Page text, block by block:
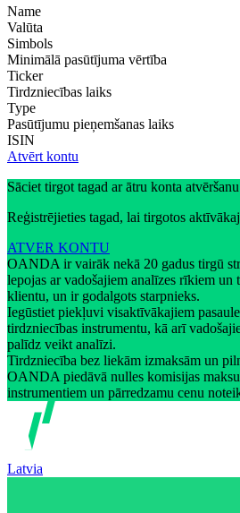
Name
Valūta
Simbols
Minimālā pasūtījuma vērtība
Ticker
Tirdzniecības laiks
Type
Pasūtījumu pieņemšanas laiks
ISIN
Atvērt kontu
Sāciet tirgot tagad ar ātru konta
Reģistrējieties tagad, lai tirgotos
ATVER KONTU
OANDA ir vairāk nekā 20 gadus tirgū
lepojas ar vadošajiem analīzes rīkiem un
klientu, un ir godalgots starpnieks.
Iegūstiet piekļuvi visaktīvākajiem
tirdzniecības instrumentu, kā arī
palīdz veikt analīzi.
Tirdzniecība bez liekām izmaksām un
OANDA piedāvā nulles komisijas
instrumentiem un pārredzamu cenu
Latvia